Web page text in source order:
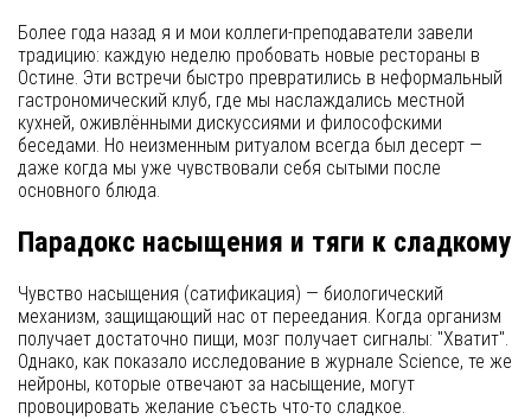
Более года назад я и мои коллеги-преподаватели завели
традицию: каждую неделю пробовать новые рестораны в
Остине. Эти встречи быстро превратились в неформальный
гастрономический клуб, где мы наслаждались местной
кухней, оживлёнными дискуссиями и философскими
беседами. Но неизменным ритуалом всегда был десерт —
даже когда мы уже чувствовали себя сытыми после
основного блюда.
Парадокс насыщения и тяги к сладкому
Чувство насыщения (сатификация) — биологический
механизм, защищающий нас от переедания. Когда организм
получает достаточно пищи, мозг получает сигналы: "Хватит".
Однако, как показало исследование в журнале Science, те же
нейроны, которые отвечают за насыщение, могут
провоцировать желание съесть что-то сладкое.